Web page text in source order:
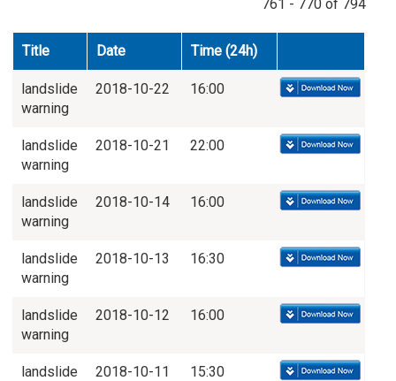
761 - 770 of 794
Title Date Time (24h)
landslide
warning
2018-10-22 16:00
landslide
warning
2018-10-21 22:00
landslide
warning
2018-10-14 16:00
landslide
warning
2018-10-13 16:30
landslide
warning
2018-10-12 16:00
landslide
2018-10-11 15:30